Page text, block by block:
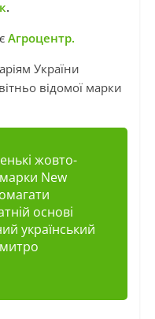
.
Агроцентр.
України
відомої марки
жовто-
New
основі
український